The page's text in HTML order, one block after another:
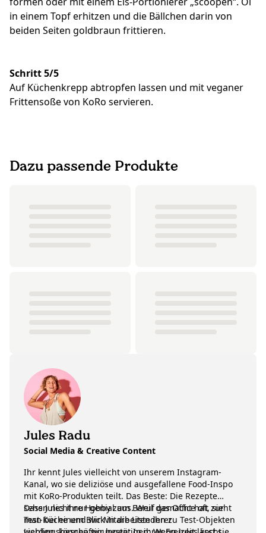
in einem Topf erhitzen und die Bällchen darin von
beiden Seiten goldbraun frittieren.
Schritt 5/5
Auf Küchenkrepp abtropfen lassen und mit veganer
Frittensoße von KoRo servieren.
Dazu passende Produkte
Jules Radu
Social Media & Creative Content
Ihr kennt Jules vielleicht von unserem Instagram-
Kanal, wo sie deliziöse und ausgefallene Food-Inspo
mit KoRo-Produkten teilt. Das Beste: Die Rezepte
sehen nicht nur genial aus. Weil das Office oft zur
Test-Küche und wir Mitarbeitenden zu Test-Objekten
Dass Jules ihre Hobby zum Beruf gemacht hat, sieht
man bei einem Blick in die Liste ihrer